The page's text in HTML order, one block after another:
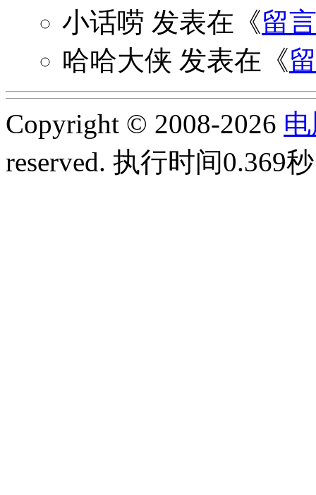
小话唠 发表在《留
哈哈大侠 发表在《
Copyright © 2008-2026
reserved. 执行时间0.369秒